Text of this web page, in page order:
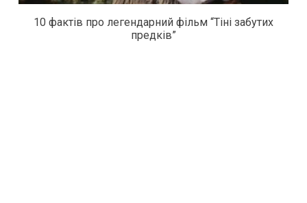
10 фактів про легендарний фільм “Тіні забутих
предків”